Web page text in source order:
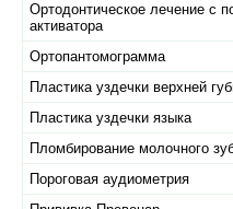
Ортодонтическое лечение с
активатора
Ортопантомограмма
Пластика уздечки верхней
Пластика уздечки языка
Пломбирование молочного
Пороговая аудиометрия